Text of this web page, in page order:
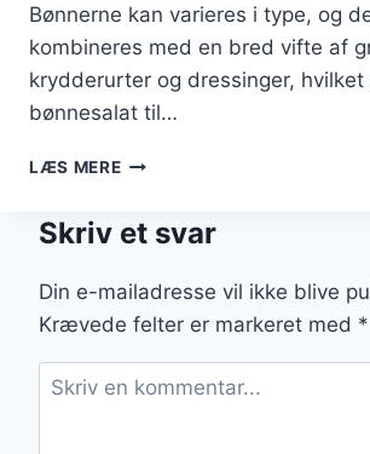
Bønnerne kan varieres i type, og
kombineres med en bred vifte af
krydderurter og dressinger, hvilket
bønnesalat til…
LÆS MEREBØNNESALAT
OG
Skriv et svar
Din e-mailadresse vil ikke blive
Krævede felter er markeret med *